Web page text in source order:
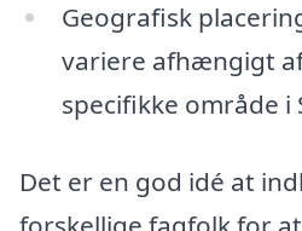
Geografisk
variere afhængigt
specifikke område i
Det er en god idé at